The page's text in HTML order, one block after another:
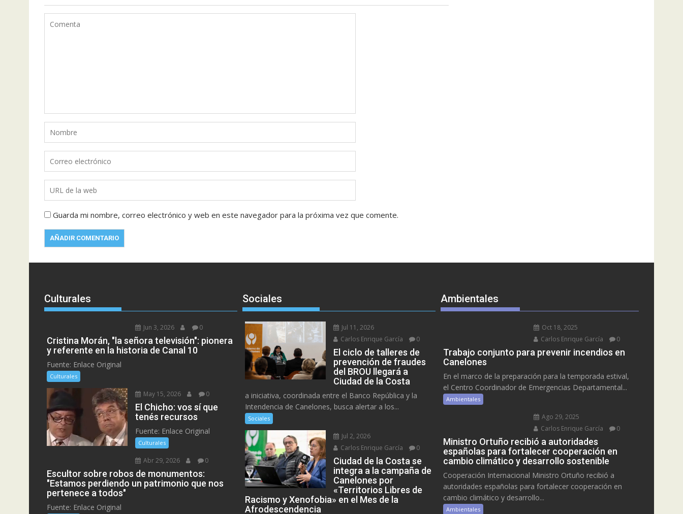
Guarda mi nombre, correo electrónico y web en este navegador para la próxima vez que comente.
Culturales
Jun 3, 2026 0
Cristina Morán, "la señora televisión": pionera
y referente en la historia de Canal 10
Fuente: Enlace Original
Culturales
May 15, 2026 0
El Chicho: vos sí que
tenés recursos
Fuente: Enlace Original
Culturales
Abr 29, 2026 0
Escultor sobre robos de monumentos:
"Estamos perdiendo un patrimonio que nos
pertenece a todos"
Fuente: Enlace Original
Sociales
Jul 11, 2026
Carlos Enrique García
0
El ciclo de talleres de
prevención de fraudes
del BROU llegará a
Ciudad de la Costa
a iniciativa, coordinada entre el Banco República y la
Intendencia de Canelones, busca alertar a los...
Sociales
Jul 2, 2026
Carlos Enrique García
0
Ciudad de la Costa se
integra a la campaña de
Canelones por
«Territorios Libres de
Racismo y Xenofobia» en el Mes de la
Afrodescendencia
Ambientales
Oct 18, 2025
Carlos Enrique García
0
Trabajo conjunto para prevenir incendios en
Canelones
En el marco de la preparación para la temporada estival,
el Centro Coordinador de Emergencias Departamental...
Ambientales
Ago 29, 2025
Carlos Enrique García
0
Ministro Ortuño recibió a autoridades
españolas para fortalecer cooperación en
cambio climático y desarrollo sostenible
Cooperación Internacional Ministro Ortuño recibió a
autoridades españolas para fortalecer cooperación en
cambio climático y desarrollo...
Ambientales